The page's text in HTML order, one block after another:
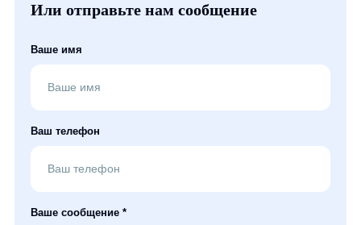
Или отправьте нам сообщение
Ваше имя
Ваш телефон
Ваше сообщение *